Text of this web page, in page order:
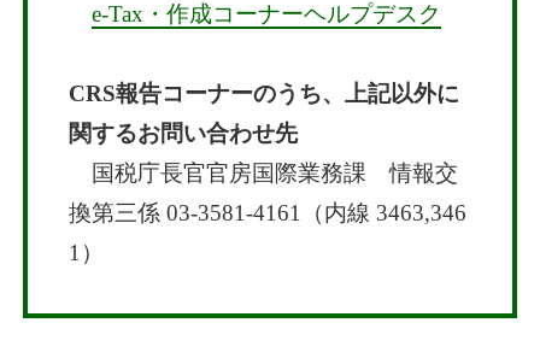
e-Tax・作成コーナーヘルプデスク
CRS報告コーナーのうち、上記以外に
関するお問い合わせ先
国税庁長官官房国際業務課 情報交
換第三係 03-3581-4161（内線 3463,346
1）